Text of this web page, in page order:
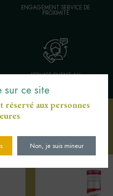
ENGAGEMENT SERVICE DE
PROXIMITÉ
SERVICE CLIENT AU
d'articles
sur ce site
aux personnes
Non, je suis mineur